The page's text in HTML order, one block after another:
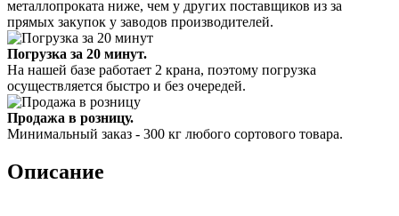
металлопроката ниже, чем у других поставщиков из за
прямых закупок у заводов производителей.
Погрузка за 20 минут.
На нашей базе работает 2 крана, поэтому погрузка
осуществляется быстро и без очередей.
Продажа в розницу.
Минимальный заказ - 300 кг любого сортового товара.
Описание